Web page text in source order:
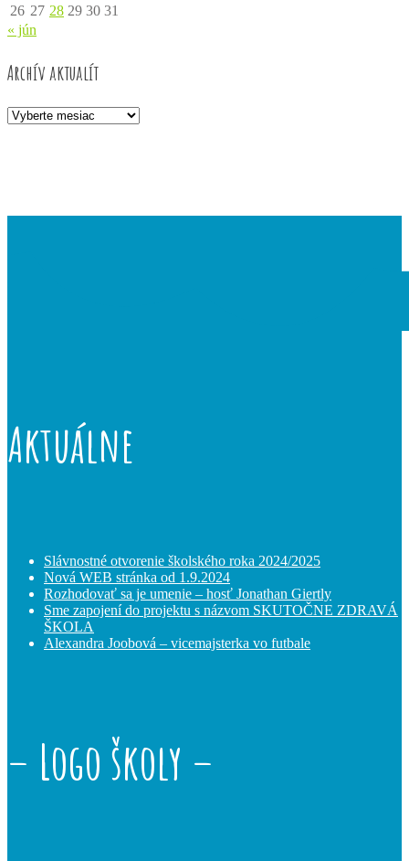
26 27 28 29 30 31
« jún
Archív aktualít
Archív
Aktuálne
Slávnostné otvorenie školského roka 2024/2025
Nová WEB stránka od 1.9.2024
Rozhodovať sa je umenie – hosť Jonathan Giertly
Sme zapojení do projektu s názvom SKUTOČNE ZDRAVÁ
ŠKOLA
Alexandra Joobová – vicemajsterka vo futbale
– Logo školy –